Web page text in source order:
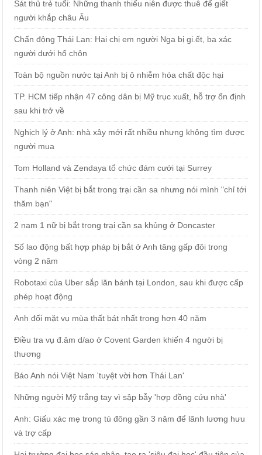
Sát thủ trẻ tuổi: Những thanh thiếu niên được thuê để giết
người khắp châu Âu
Chấn động Thái Lan: Hai chị em người Nga bị gi.ết, ba xác
người dưới hố chôn
Toàn bộ nguồn nước tại Anh bị ô nhiễm hóa chất độc hại
TP. HCM tiếp nhận 47 công dân bị Mỹ trục xuất, hỗ trợ ổn định
sau khi trở về
Nghịch lý ở Anh: nhà xây mới rất nhiều nhưng không tìm được
người mua
Tom Holland và Zendaya tổ chức đám cưới tại Surrey
Thanh niên Việt bị bắt trong trại cần sa nhưng nói mình "chỉ tới
thăm bạn"
2 nam 1 nữ bị bắt trong trại cần sa khủng ở Doncaster
Số lao động bất hợp pháp bị bắt ở Anh tăng gấp đôi trong
vòng 2 năm
Robotaxi của Uber sắp lăn bánh tại London, sau khi được cấp
phép hoạt động
Anh đối mặt vụ mùa thất bát nhất trong hơn 40 năm
Điều tra vụ đ.âm d/ao ở Covent Garden khiến 4 người bị
thương
Báo Anh nói Việt Nam 'tuyệt vời hơn Thái Lan'
Những người Mỹ trắng tay vì sập bẫy 'hợp đồng cứu nhà'
Anh: Giấu xác mẹ trong tủ đông gần 3 năm để lãnh lương hưu
và trợ cấp